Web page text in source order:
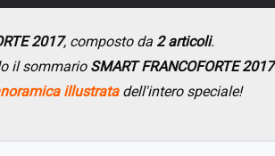
2017, composto da 2 articoli.
il sommario SMART FRANCOFORTE 2017
illustratadell'intero speciale!